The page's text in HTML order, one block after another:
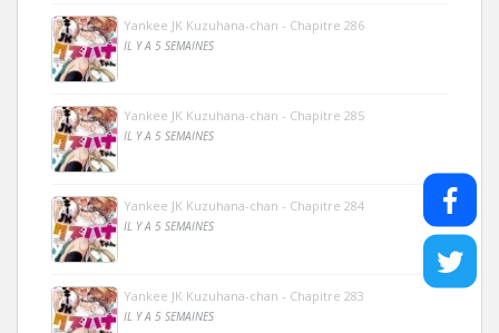
Yankee JK Kuzuhana-chan - Chapitre 286
IL Y A 5 SEMAINES
Yankee JK Kuzuhana-chan - Chapitre 285
IL Y A 5 SEMAINES
Yankee JK Kuzuhana-chan - Chapitre 284
IL Y A 5 SEMAINES
Yankee JK Kuzuhana-chan - Chapitre 283
IL Y A 5 SEMAINES